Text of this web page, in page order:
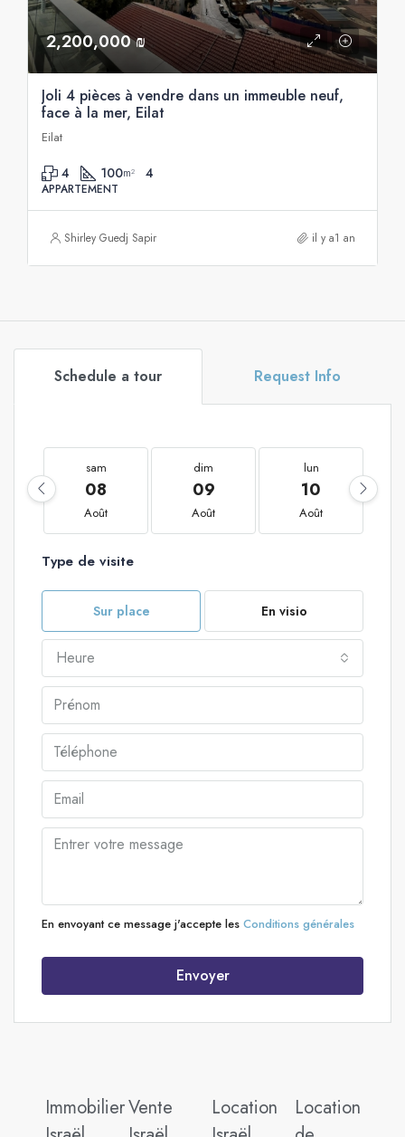
2,200,000 ₪
Joli 4 pièces à vendre dans un immeuble neuf,
face à la mer, Eilat
Eilat
4 100m² 4
APPARTEMENT
Shirley Guedj Sapir il y a1 an
Schedule a tour Request Info
sam
08
Août
dim
09
Août
lun
10
Août
Type de visite
Sur place En visio
Heure
En envoyant ce message j'accepte les Conditions générales
Envoyer
ImmobilierVente
Location
Location